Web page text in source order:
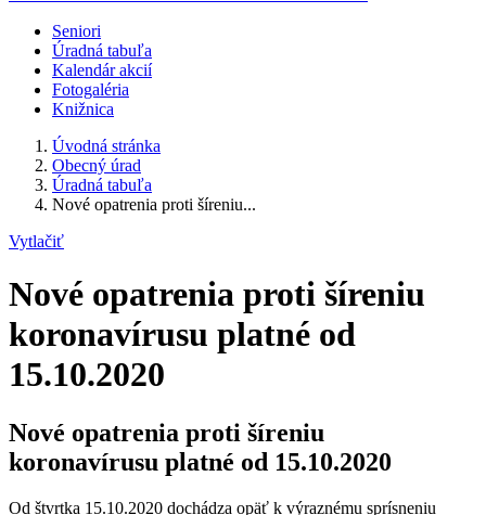
Seniori
Úradná tabuľa
Kalendár akcií
Fotogaléria
Knižnica
Úvodná stránka
Obecný úrad
Úradná tabuľa
Nové opatrenia proti šíreniu...
Vytlačiť
Nové opatrenia proti šíreniu
koronavírusu platné od
15.10.2020
Nové opatrenia proti šíreniu
koronavírusu platné od 15.10.2020
Od štvrtka 15.10.2020 dochádza opäť k výraznému sprísneniu